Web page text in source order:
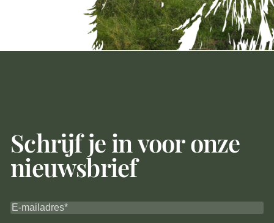
Schrijf je in voor onze
nieuwsbrief